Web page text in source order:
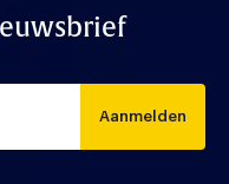
Aanmelden